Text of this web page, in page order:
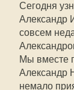
Сегодня
Александр
совсем
Мы вместе
Александр
немало